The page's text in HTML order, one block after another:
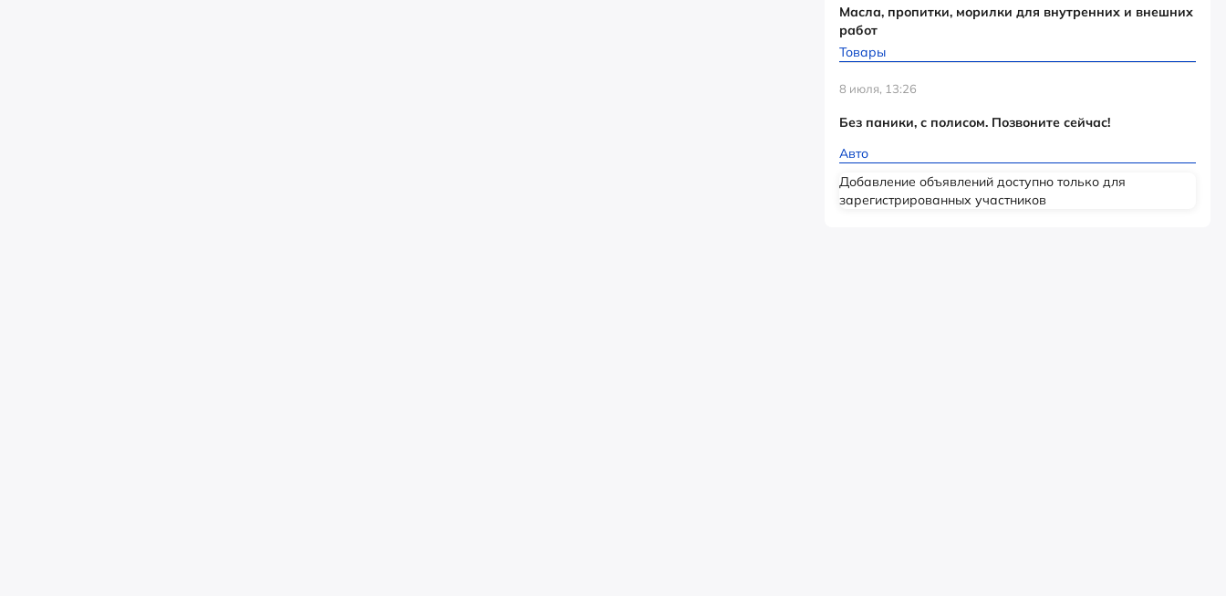
Масла, пропитки, морилки для внутренних и внешних
работ
Товары
8 июля, 13:26
Без паники, с полисом. Позвоните сейчас!
Авто
Добавление объявлений доступно только для
зарегистрированных участников